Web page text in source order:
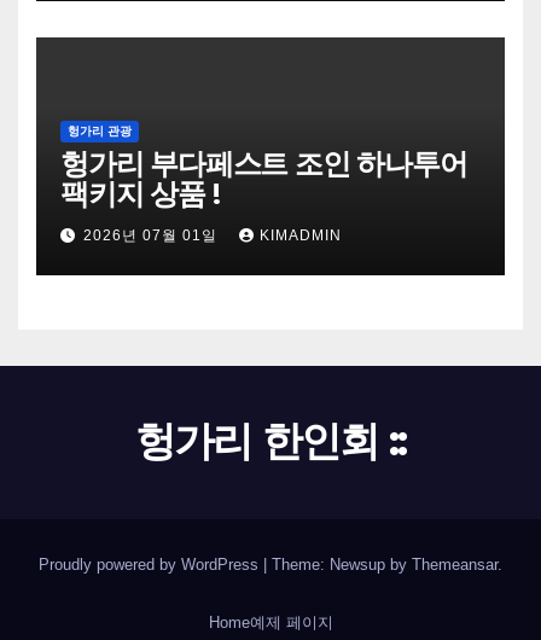
헝가리 관광
헝가리 부다페스트 조인 하나투어
팩키지 상품 !
2026년 07월 01일 KIMADMIN
헝가리 한인회 ::
Proudly powered by WordPress Theme: Newsup by Themeansar.
Home예제 페이지